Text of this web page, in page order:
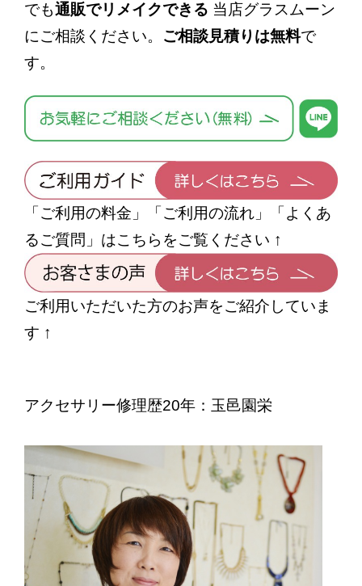
でも通販でリメイクできる 当店グラスムーン
にご相談ください。
ご相談見積りは無料で
す。
「ご利用の料金」「ご利用の流れ」「よくあ
るご質問」はこちらをご覧ください ↑
ご利用いただいた方のお声をご紹介していま
す ↑
アクセサリー修理歴20年：玉邑園栄